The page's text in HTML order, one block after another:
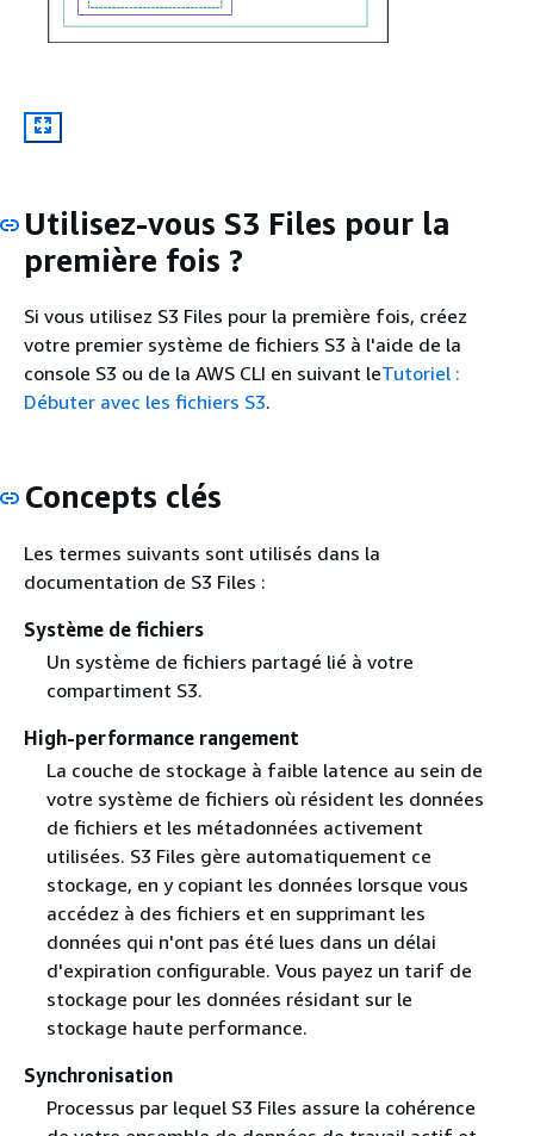
Utilisez-vous S3 Files pour la
première fois ?
Si vous utilisez S3 Files pour la première fois, créez
votre premier système de fichiers S3 à l'aide de la
console S3 ou de la AWS CLI en suivant leTutoriel :
Débuter avec les fichiers S3.
Concepts clés
Les termes suivants sont utilisés dans la
documentation de S3 Files :
Système de fichiers
Un système de fichiers partagé lié à votre
compartiment S3.
High-performance rangement
La couche de stockage à faible latence au sein de
votre système de fichiers où résident les données
de fichiers et les métadonnées activement
utilisées. S3 Files gère automatiquement ce
stockage, en y copiant les données lorsque vous
accédez à des fichiers et en supprimant les
données qui n'ont pas été lues dans un délai
d'expiration configurable. Vous payez un tarif de
stockage pour les données résidant sur le
stockage haute performance.
Synchronisation
Processus par lequel S3 Files assure la cohérence